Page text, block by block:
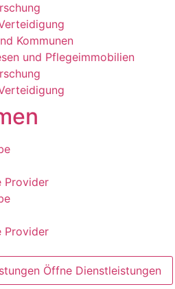
Kommunen
und Pflegeimmobilien
Provider
Provider
Öffne Dienstleistungen